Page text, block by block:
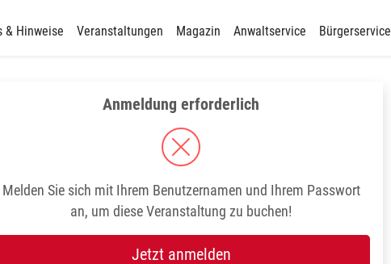
& Hinweise Veranstaltungen Magazin Anwaltservice Bürgerservice
Anmeldung erforderlich
Melden Sie sich mit Ihrem Benutzernamen und Ihrem Passwort
an, um diese Veranstaltung zu buchen!
Jetzt anmelden